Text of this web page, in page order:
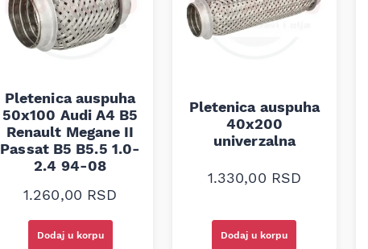
Pletenica auspuha
50x100 Audi A4 B5
Renault Megane II
Passat B5 B5.5 1.0-
2.4 94-08
1.260,00 RSD
Dodaj u korpu
Pletenica auspuha
40x200
univerzalna
1.330,00 RSD
Dodaj u korpu